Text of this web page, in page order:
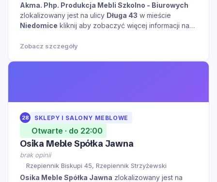
Akma. Php. Produkcja Mebli Szkolno - Biurowych
zlokalizowany jest na ulicy Długa 43 w mieście
Niedomice kliknij aby zobaczyć więcej informacji na
Zobacz szczegóły
28 SKLEPY I SALONY MEBLOWE
Otwarte · do 22:00
Osika Meble Spółka Jawna
brak opinii
Rzepiennik Biskupi 45, Rzepiennik Strzyżewski
Osika Meble Spółka Jawna zlokalizowany jest na